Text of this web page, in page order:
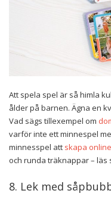
Att spela spel är så himla
ålder på barnen. Ägna en
Vad sägs tillexempel om
varför inte ett minnespel
minnesspel att skapa online
och runda träknappar – läs
8. Lek med